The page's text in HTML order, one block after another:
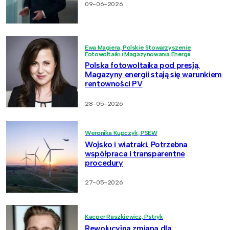
09-06-2026
Ewa Magiera, Polskie Stowarzyszenie
Fotowoltaiki i Magazynowania Energii
Polska fotowoltaika pod presją.
Magazyny energii stają się warunkiem
rentowności PV
28-05-2026
Weronika Kupczyk, PSEW
Wojsko i wiatraki. Potrzebna
współpraca i transparentne
procedury
27-05-2026
Kacper Raszkiewicz, Pstryk
Rewolucyjna zmiana dla